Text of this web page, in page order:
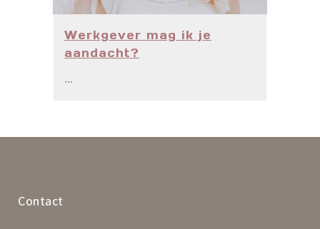
Werkgever mag ik je
aandacht?
...
Contact